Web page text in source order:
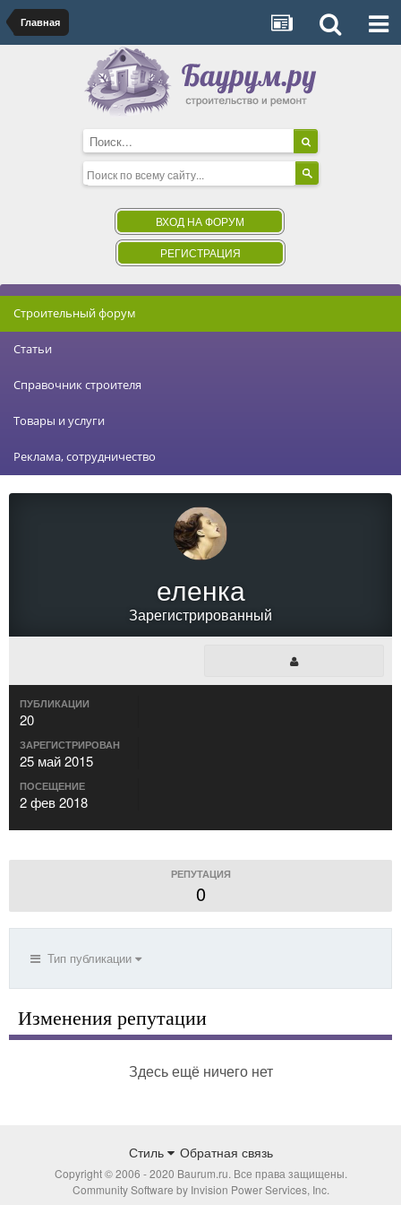
Главная
ВХОД НА ФОРУМ
РЕГИСТРАЦИЯ
Строительный форум
Статьи
Справочник строителя
Товары и услуги
Реклама, сотрудничество
еленка
Зарегистрированный
ПУБЛИКАЦИИ
20
ЗАРЕГИСТРИРОВАН
25 май 2015
ПОСЕЩЕНИЕ
2 фев 2018
РЕПУТАЦИЯ
0
Тип публикации
Изменения репутации
Здесь ещё ничего нет
Стиль Обратная связь
Copyright © 2006 - 2020 Baurum.ru. Все права защищены.
Community Software by Invision Power Services, Inc.